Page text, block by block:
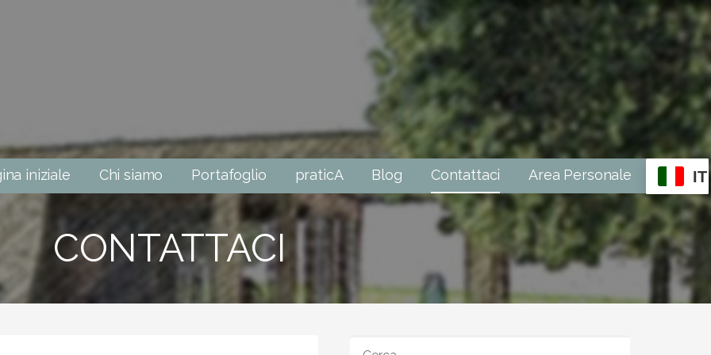
iniziale Chi siamo Portafoglio praticA Blog Contattaci Area Personale IT
CONTATTACI